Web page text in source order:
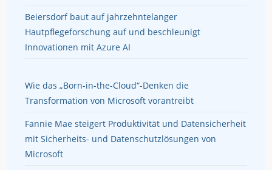
Beiersdorf baut auf jahrzehntelanger
Hautpflegeforschung auf und beschleunigt
Innovationen mit Azure AI
Wie das „Born-in-the-Cloud“-Denken die
Transformation von Microsoft vorantreibt
Fannie Mae steigert Produktivität und Datensicherheit
mit Sicherheits- und Datenschutzlösungen von
Microsoft